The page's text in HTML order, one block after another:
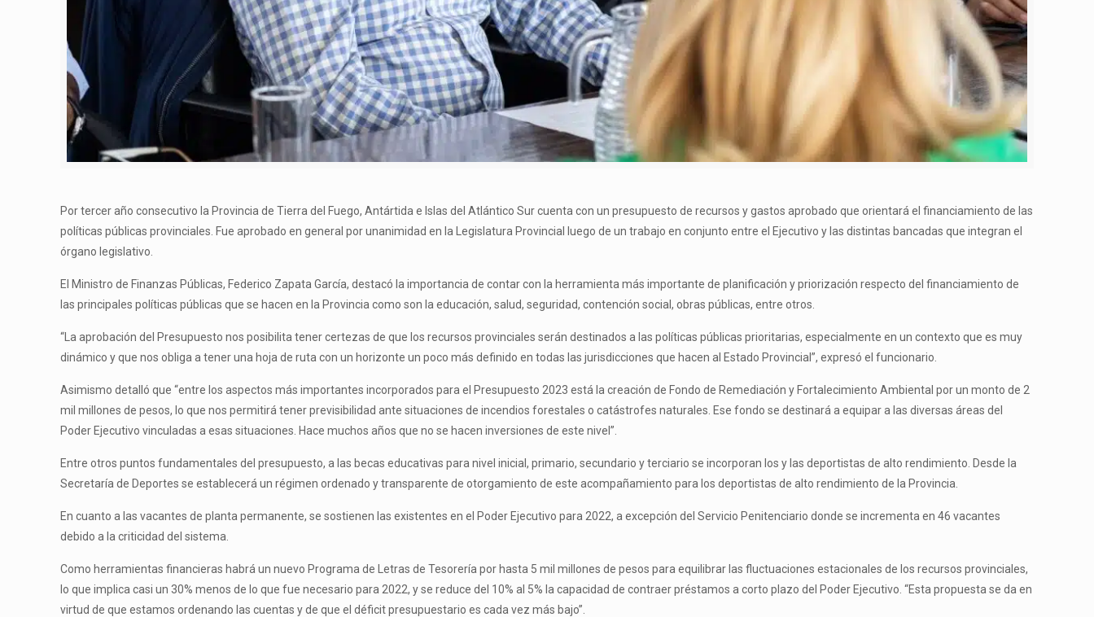
Por tercer año consecutivo la Provincia de Tierra del Fuego, Antártida e Islas del Atlántico Sur cuenta con un presupuesto de recursos y gastos aprobado que orientará el financiamiento de las
políticas públicas provinciales. Fue aprobado en general por unanimidad en la Legislatura Provincial luego de un trabajo en conjunto entre el Ejecutivo y las distintas bancadas que integran el
órgano legislativo.
El Ministro de Finanzas Públicas, Federico Zapata García, destacó la importancia de contar con la herramienta más importante de planificación y priorización respecto del financiamiento de
las principales políticas públicas que se hacen en la Provincia como son la educación, salud, seguridad, contención social, obras públicas, entre otros.
“La aprobación del Presupuesto nos posibilita tener certezas de que los recursos provinciales serán destinados a las políticas públicas prioritarias, especialmente en un contexto que es muy
dinámico y que nos obliga a tener una hoja de ruta con un horizonte un poco más definido en todas las jurisdicciones que hacen al Estado Provincial”, expresó el funcionario.
Asimismo detalló que “entre los aspectos más importantes incorporados para el Presupuesto 2023 está la creación de Fondo de Remediación y Fortalecimiento Ambiental por un monto de 2
mil millones de pesos, lo que nos permitirá tener previsibilidad ante situaciones de incendios forestales o catástrofes naturales. Ese fondo se destinará a equipar a las diversas áreas del
Poder Ejecutivo vinculadas a esas situaciones. Hace muchos años que no se hacen inversiones de este nivel”.
Entre otros puntos fundamentales del presupuesto, a las becas educativas para nivel inicial, primario, secundario y terciario se incorporan los y las deportistas de alto rendimiento. Desde la
Secretaría de Deportes se establecerá un régimen ordenado y transparente de otorgamiento de este acompañamiento para los deportistas de alto rendimiento de la Provincia.
En cuanto a las vacantes de planta permanente, se sostienen las existentes en el Poder Ejecutivo para 2022, a excepción del Servicio Penitenciario donde se incrementa en 46 vacantes
debido a la criticidad del sistema.
Como herramientas financieras habrá un nuevo Programa de Letras de Tesorería por hasta 5 mil millones de pesos para equilibrar las fluctuaciones estacionales de los recursos provinciales,
lo que implica casi un 30% menos de lo que fue necesario para 2022, y se reduce del 10% al 5% la capacidad de contraer préstamos a corto plazo del Poder Ejecutivo. “Esta propuesta se da en
virtud de que estamos ordenando las cuentas y de que el déficit presupuestario es cada vez más bajo”.